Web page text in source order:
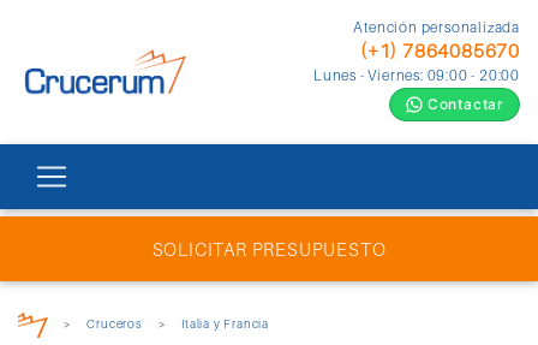
Atención personalizada
(+1) 7864085670
Lunes - Viernes: 09:00 - 20:00
Contactar
SOLICITAR PRESUPUESTO
> Cruceros > Italia y Francia